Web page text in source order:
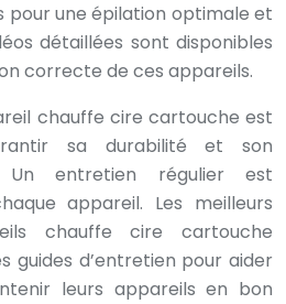
pour une épilation optimale et
détaillées sont disponibles
correcte de ces appareils.
chauffe cire cartouche est
sa durabilité et son
Un entretien régulier est
appareil. Les meilleurs
chauffe cire cartouche
guides d’entretien pour aider
leurs appareils en bon